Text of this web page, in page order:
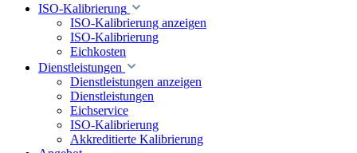
ISO-Kalibrierung
ISO-Kalibrierung anzeigen
ISO-Kalibrierung
Eichkosten
Dienstleistungen
Dienstleistungen anzeigen
Dienstleistungen
Eichservice
ISO-Kalibrierung
Akkreditierte Kalibrierung